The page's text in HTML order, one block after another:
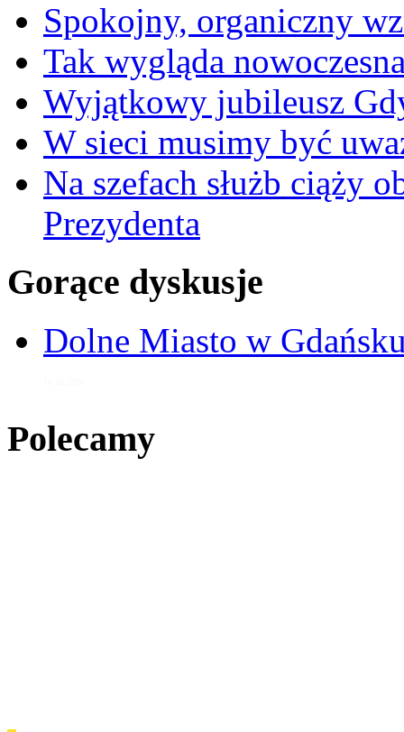
Spokojny, organiczny
Tak wygląda
Wyjątkowy jubileusz
W sieci musimy być
Na szefach służb ciąży
Prezydenta
Gorące dyskusje
Dolne Miasto w
Polecamy